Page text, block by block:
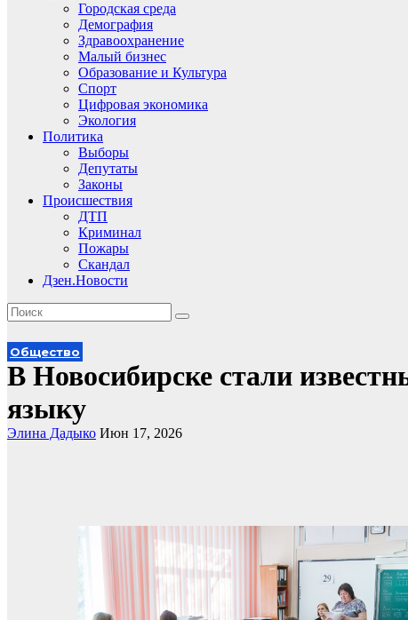
Городская среда
Демография
Здравоохранение
Малый бизнес
Образование и Культура
Спорт
Цифровая экономика
Экология
Политика
Выборы
Депутаты
Законы
Происшествия
ДТП
Криминал
Пожары
Скандал
Дзен.Новости
Общество
В Новосибирске стали
языку
Элина Дадыко Июн 17, 2026